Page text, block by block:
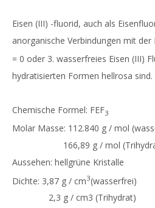
Eisen (III) -fluorid, auch als
anorganische Verbindungen mit
= 0 oder 3. wasserfreies Eisen (III)
hydratisierten Formen hellrosa sind.
Chemische Formel: FEF3
Molar Masse: 112.840 g / mol
166,89 g / mol
Aussehen: hellgrüne Kristalle
Dichte: 3,87 g / cm3(wasserfrei)
2,3 g / cm3 (Trihydrat)